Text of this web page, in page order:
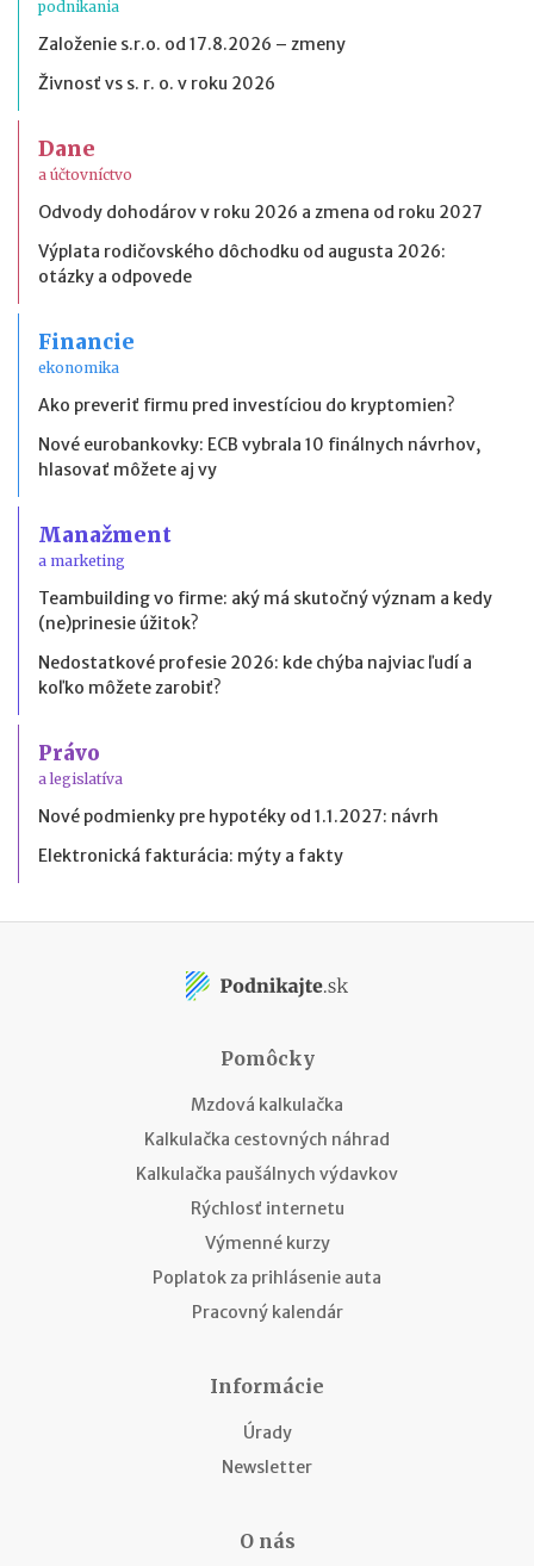
podnikania
Založenie s.r.o. od 17.8.2026 – zmeny
Živnosť vs s. r. o. v roku 2026
Dane
a účtovníctvo
Odvody dohodárov v roku 2026 a zmena od roku 2027
Výplata rodičovského dôchodku od augusta 2026:
otázky a odpovede
Financie
ekonomika
Ako preveriť firmu pred investíciou do kryptomien?
Nové eurobankovky: ECB vybrala 10 finálnych návrhov,
hlasovať môžete aj vy
Manažment
a marketing
Teambuilding vo firme: aký má skutočný význam a kedy
(ne)prinesie úžitok?
Nedostatkové profesie 2026: kde chýba najviac ľudí a
koľko môžete zarobiť?
Právo
a legislatíva
Nové podmienky pre hypotéky od 1.1.2027: návrh
Elektronická fakturácia: mýty a fakty
Pomôcky
Mzdová kalkulačka
Kalkulačka cestovných náhrad
Kalkulačka paušálnych výdavkov
Rýchlosť internetu
Výmenné kurzy
Poplatok za prihlásenie auta
Pracovný kalendár
Informácie
Úrady
Newsletter
O nás